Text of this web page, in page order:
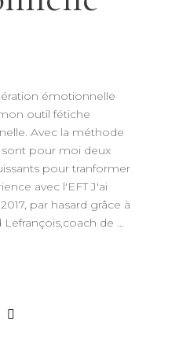
émotionnelle
outil fétiche
Avec la méthode
pour moi deux
pour tranformer
avec l'EFT J'ai
par hasard grâce à
de